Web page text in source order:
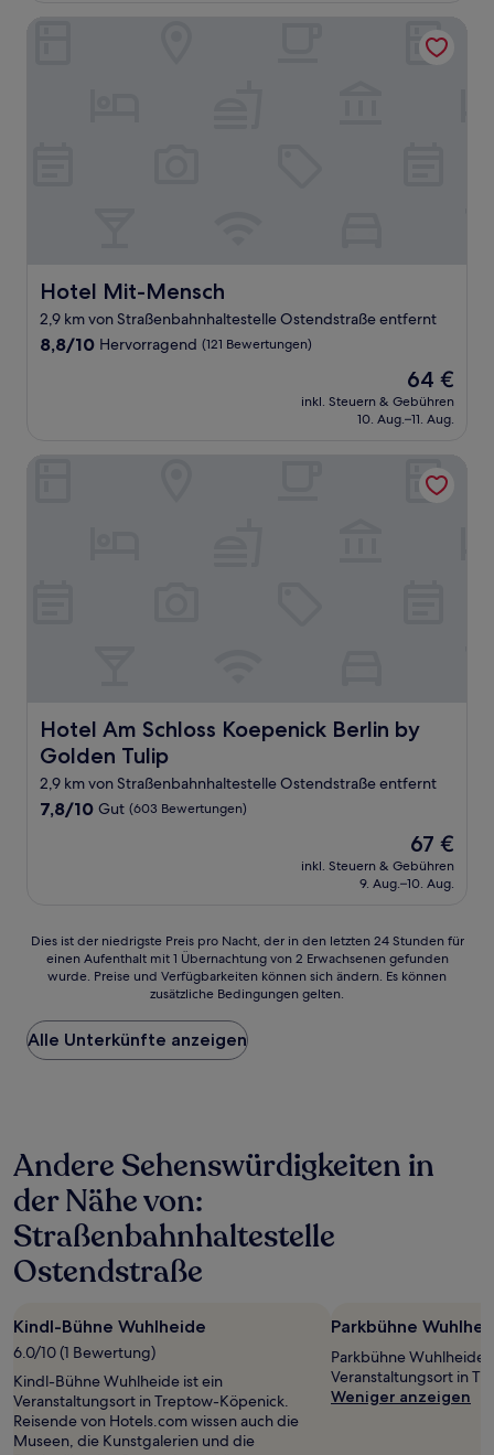
Bewertungen)
Hotel Mit-Mensch
Hotel Mit-Mensch
2,9 km von Straßenbahnhaltestelle Ostendstraße entfernt
8.8
8,8/10 Hervorragend (121 Bewertungen)
Der
Preis
beträgt
64 €
inkl. Steuern & Gebühren
10. Aug.–11. Aug.
Hotel Am Schloss Koepenick Berlin by
Golden Tulip
Hotel Am Schloss Koepenick Berlin by Golden Tulip
2,9 km von Straßenbahnhaltestelle Ostendstraße entfernt
7.8
7,8/10 Gut (603 Bewertungen)
Der
Preis
beträgt
67 €
inkl. Steuern & Gebühren
9. Aug.–10. Aug.
Hotel Am Schloss Koepenick Berlin by Golden Tulip
Dies
der
Preis
pro
Nacht,
24 Stunden
für
einen
Aufenthalt
mit
1 Übernachtung
von
gefunden
wurde.
Preise
und
Verfügbarkeiten
können
sich
Dies ist der niedrigste Preis pro Nacht, der in den letzten 24 Stunden für
einen Aufenthalt mit 1 Übernachtung von 2 Erwachsenen gefunden
wurde. Preise und Verfügbarkeiten können sich ändern. Es können
zusätzliche Bedingungen gelten.
Alle Unterkünfte anzeigen
Andere Sehenswürdigkeiten in
der Nähe von:
Straßenbahnhaltestelle
Ostendstraße
Kindl-Bühne Wuhlheide
6.0/10 (1 Bewertung)
Kindl-Bühne Wuhlheide ist ein
Veranstaltungsort in Treptow-Köpenick.
Reisende von Hotels.com wissen auch die
Museen, die Kunstgalerien und die
Parkbühne
Parkbühne Wuhlheide
Veranstaltungsort in
Weniger anzeigen